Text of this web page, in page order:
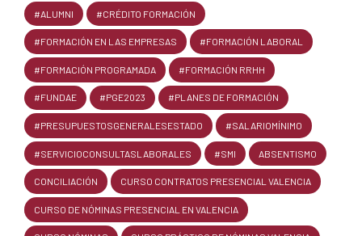
#ALUMNI #CRÉDITO FORMACIÓN
#FORMACIÓN EN LAS EMPRESAS #FORMACIÓN LABORAL
#FORMACIÓN PROGRAMADA #FORMACIÓN RRHH
#FUNDAE #PGE2023 #PLANES DE FORMACIÓN
#PRESUPUESTOSGENERALESESTADO #SALARIOMÍNIMO
#SERVICIOCONSULTASLABORALES #SMI ABSENTISMO
CONCILIACIÓN CURSO CONTRATOS PRESENCIAL VALENCIA
CURSO DE NÓMINAS PRESENCIAL EN VALENCIA